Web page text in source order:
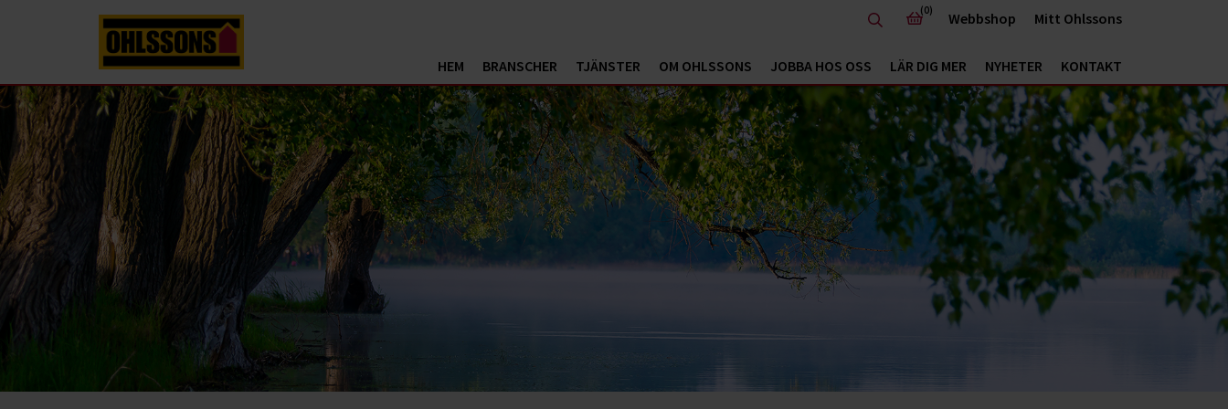
HEM BRANSCHER TJÄNSTER OM OHLSSONS JOBBA HOS OSS LÄR DIG MER NYHETER KONTAKT
(0) Webbshop Mitt Ohlssons